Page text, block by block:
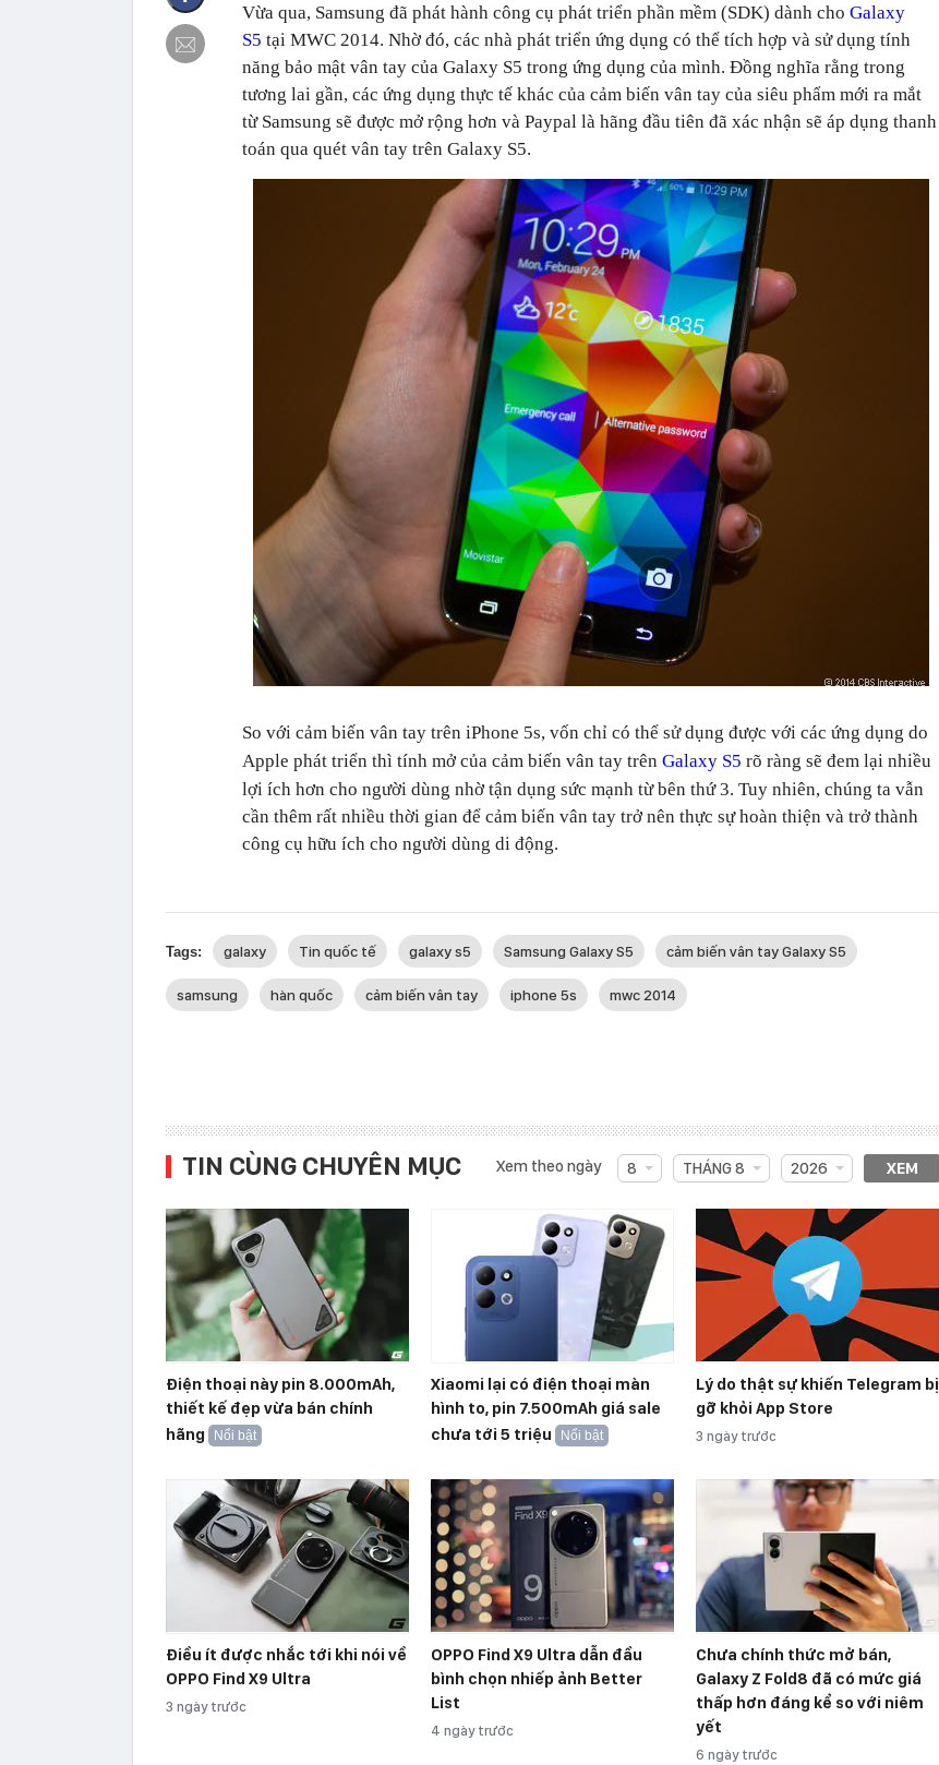
Vừa qua, Samsung đã phát hành công cụ phát triển phần mềm (SDK) dành cho Galaxy
S5 tại MWC 2014. Nhờ đó, các nhà phát triển ứng dụng có thể tích hợp và sử dụng tính
năng bảo mật vân tay của Galaxy S5 trong ứng dụng của mình. Đồng nghĩa rằng trong
tương lai gần, các ứng dụng thực tế khác của cảm biến vân tay của siêu phẩm mới ra mắt
từ Samsung sẽ được mở rộng hơn và Paypal là hãng đầu tiên đã xác nhận sẽ áp dụng thanh
toán qua quét vân tay trên Galaxy S5.
So với cảm biến vân tay trên iPhone 5s, vốn chỉ có thể sử dụng được với các ứng dụng do
Apple phát triển thì tính mở của cảm biến vân tay trên Galaxy S5 rõ ràng sẽ đem lại nhiều
lợi ích hơn cho người dùng nhờ tận dụng sức mạnh từ bên thứ 3. Tuy nhiên, chúng ta vẫn
cần thêm rất nhiều thời gian để cảm biến vân tay trở nên thực sự hoàn thiện và trở thành
công cụ hữu ích cho người dùng di động.
Tags: galaxy Tin quốc tế galaxy s5 Samsung Galaxy S5 cảm biến vân tay Galaxy S5
samsung hàn quốc cảm biến vân tay iphone 5s mwc 2014
TIN CÙNG CHUYÊN MỤC Xem theo ngày 8 THÁNG 8 2026 XEM
Điện thoại này pin 8.000mAh,
thiết kế đẹp vừa bán chính
hãng
Nổi bật
Xiaomi lại có điện thoại màn
hình to, pin 7.500mAh giá sale
chưa tới 5 triệu
Nổi bật
Lý do thật sự khiến Telegram bị
gỡ khỏi App Store
3 ngày trước
Điều ít được nhắc tới khi nói về
OPPO Find X9 Ultra
3 ngày trước
OPPO Find X9 Ultra dẫn đầu
bình chọn nhiếp ảnh Better
List
4 ngày trước
Chưa chính thức mở bán,
Galaxy Z Fold8 đã có mức giá
thấp hơn đáng kể so với niêm
yết
6 ngày trước